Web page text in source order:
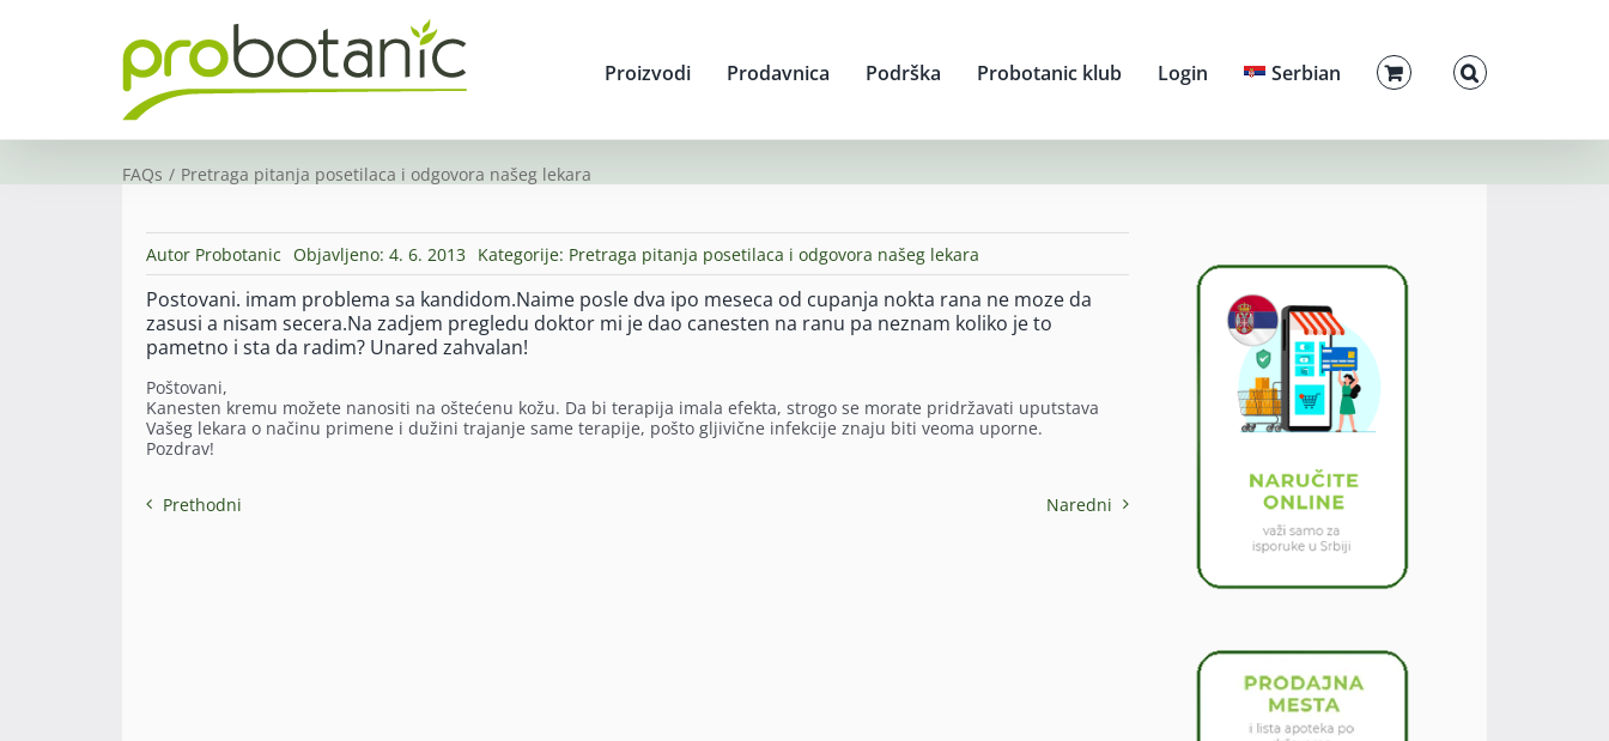
Proizvodi Prodavnica Podrška Probotanic klub Login Serbian
FAQs Pretraga pitanja posetilaca i odgovora našeg lekara
Autor Probotanic Objavljeno: 4. 6. 2013 Kategorije: Pretraga pitanja posetilaca i odgovora našeg lekara
Postovani. imam problema sa kandidom.Naime posle dva ipo meseca od cupanja nokta rana ne moze da
zasusi a nisam secera.Na zadjem pregledu doktor mi je dao canesten na ranu pa neznam koliko je to
pametno i sta da radim? Unared zahvalan!
Poštovani,
Kanesten kremu možete nanositi na oštećenu kožu. Da bi terapija imala efekta, strogo se morate pridržavati uputstava
Vašeg lekara o načinu primene i dužini trajanje same terapije, pošto gljivične infekcije znaju biti veoma uporne.
Pozdrav!
Prethodni Naredni